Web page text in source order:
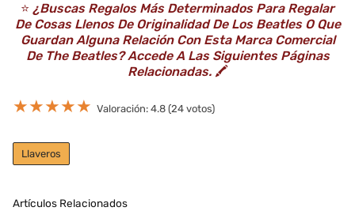
⭐️ ¿Buscas Regalos Más Determinados Para Regalar
De Cosas Llenos De Originalidad De Los Beatles O Que
Guardan Alguna Relación Con Esta Marca Comercial
De The Beatles? Accede A Las Siguientes Páginas
Relacionadas.🖍️
★★★★★ Valoración: 4.8 (24 votos)
Llaveros
Artículos Relacionados